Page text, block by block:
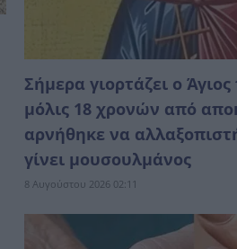
Σήμερα γιορτάζει ο
μόλις 18 χρονών από
αρνήθηκε να
γίνει μουσουλμάνος
8 Αυγούστου 2026 02:11